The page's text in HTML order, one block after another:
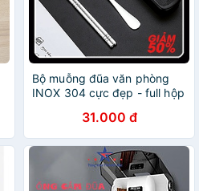
Bộ muỗng đũa văn phòng
INOX 304 cực đẹp - full hộp
sản phẩm31.000 đ